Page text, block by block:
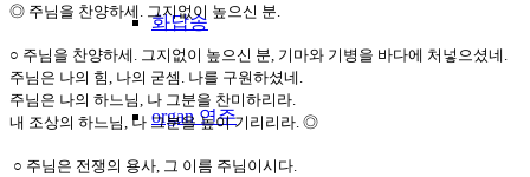
화답송
organ 연주
◎ 주님을 찬양하세. 그지없이 높으신 분.
○ 주님을 찬양하세. 그지없이 높으신 분, 기마와 기병을 바다에 처넣으셨네.
주님은 나의 힘, 나의 굳셈. 나를 구원하셨네.
주님은 나의 하느님, 나 그분을 찬미하리라.
내 조상의 하느님, 나 그분을 높이 기리리라. ◎
○ 주님은 전쟁의 용사, 그 이름 주님이시다.